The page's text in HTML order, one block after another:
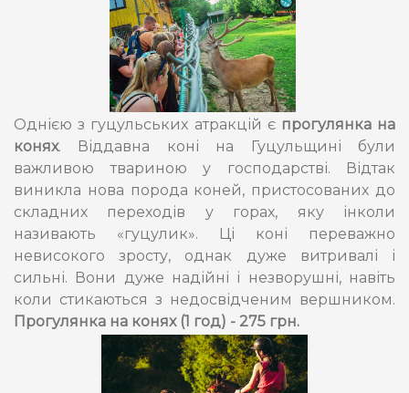
Однією з гуцульських атракцій є прогулянка на
конях. Віддавна коні на Гуцульщині були
важливою твариною у господарстві. Відтак
виникла нова порода коней, пристосованих до
складних переходів у горах, яку інколи
називають «гуцулик». Ці коні переважно
невисокого зросту, однак дуже витривалі і
сильні. Вони дуже надійні і незворушні, навіть
коли стикаються з недосвідченим вершником.
Прогулянка на конях (1 год) - 275 грн.